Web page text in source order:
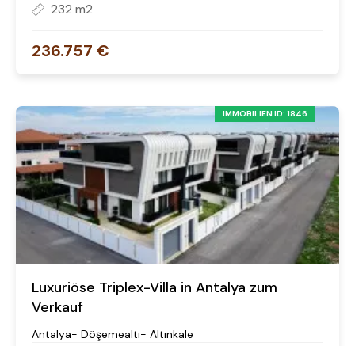
232 m2
236.757 €
IMMOBILIEN ID: 1846
Luxuriöse Triplex-Villa in Antalya zum
Verkauf
Antalya- Döşemealtı- Altınkale